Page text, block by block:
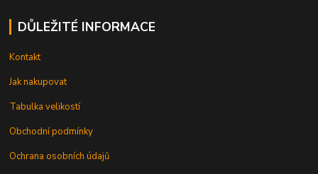
DŮLEŽITÉ INFORMACE
Kontakt
Jak nakupovat
Tabulka velikostí
Obchodní podmínky
Ochrana osobních údajů